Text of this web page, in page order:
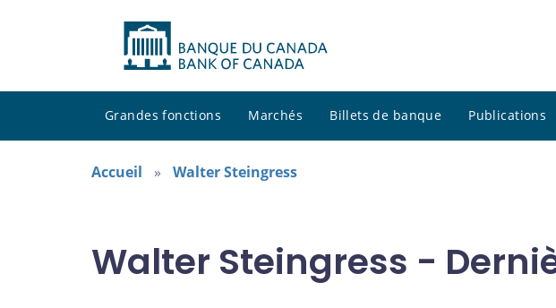
Grandes fonctions Marchés Billets de banque Publications
Accueil Walter Steingress
Walter Steingress -